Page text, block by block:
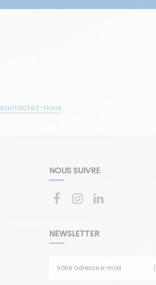
contactez-nous
NOUS SUIVRE
NEWSLETTER